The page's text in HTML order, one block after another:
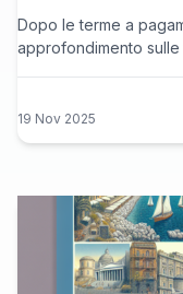
Dopo le terme a
approfondimento sulle
19 Nov 2025